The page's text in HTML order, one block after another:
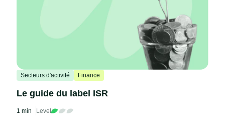
Secteurs d'activité Finance
Le guide du label ISR
1 min Level